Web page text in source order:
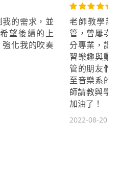
的需求，並
望後續的上
化我的吹奏
老師教學親
管，曾屢次
分專業，讓
習樂趣與動
管的朋友們
至音樂系的
師請教與學
加油了！
2022-08-20